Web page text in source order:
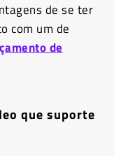
de se ter
com um de
de
que suporte